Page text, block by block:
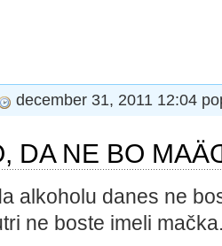
december 31, 2011 12:04
DA NE BO
alkoholu danes ne
ne boste imeli